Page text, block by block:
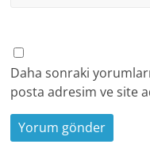
Daha sonraki
posta adresim ve site